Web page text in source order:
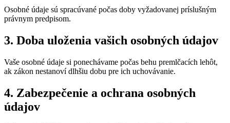
Osobné údaje sú spracúvané počas doby vyžadovanej príslušným
právnym predpisom.
3. Doba uloženia vašich osobných údajov
Vaše osobné údaje si ponechávame počas behu premlčacích lehôt,
ak zákon nestanoví dlhšiu dobu pre ich uchovávanie.
4. Zabezpečenie a ochrana osobných
údajov